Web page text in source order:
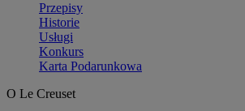
Przepisy
Historie
Usługi
Konkurs
Karta Podarunkowa
O Le Creuset